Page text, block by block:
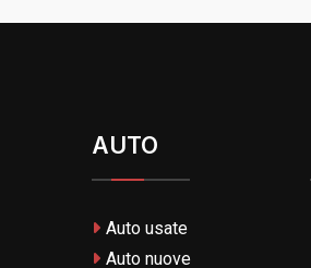
AUTO
Auto usate
Auto nuove